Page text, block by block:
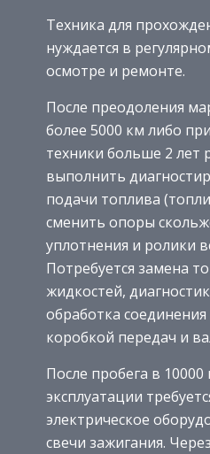
Техника для
нуждается в
осмотре и ремонте.
После преодоления
более 5000 км либо
техники больше 2 лет
выполнить
подачи топлива
сменить опоры
уплотнения и ролики
Потребуется замена
жидкостей,
обработка
коробкой передач и
После пробега в 10000
эксплуатации
электрическое
свечи зажигания.